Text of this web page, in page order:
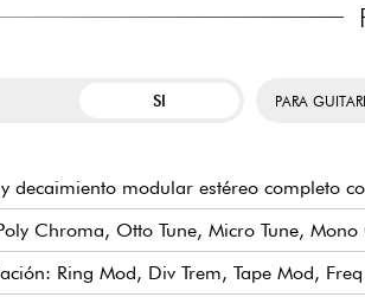
SI PARA
decaimiento modular estéreo completo
Chroma, Otto Tune, Micro Tune,
Ring Mod, Div Trem, Tape Mod,